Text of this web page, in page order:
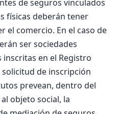
de seguros vinculados
físicas deberán tener
el comercio. En el caso de
ser sociedades
en el Registro
de inscripción
prevean, dentro del
objeto social, la